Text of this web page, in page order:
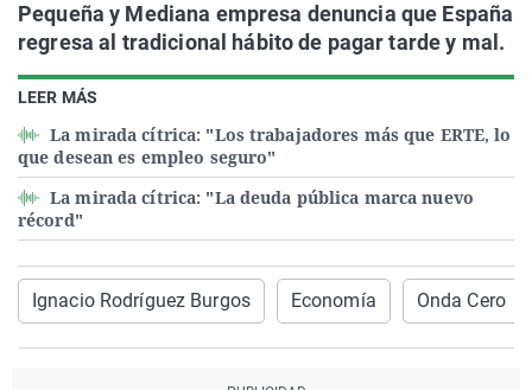
LEER MÁS
La mirada cítrica: "Los trabajadores más que ERTE, lo
que desean es empleo seguro"
La mirada cítrica: "La deuda pública marca nuevo
récord"
Pequeña y Mediana empresa denuncia que España
regresa al tradicional hábito de pagar tarde y mal.
Ignacio Rodríguez Burgos Economía Onda Cero